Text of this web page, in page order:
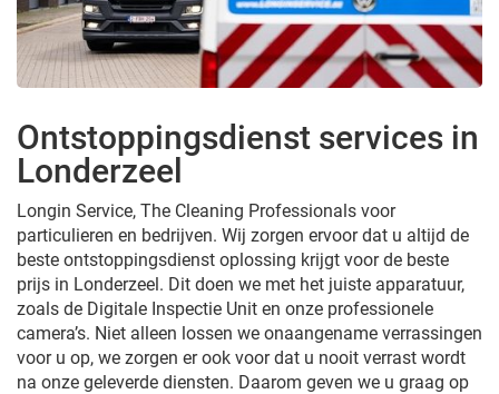
Ontstoppingsdienst services in
Londerzeel
Longin Service, The Cleaning Professionals voor
particulieren en bedrijven. Wij zorgen ervoor dat u altijd de
beste ontstoppingsdienst oplossing krijgt voor de beste
prijs in Londerzeel. Dit doen we met het juiste apparatuur,
zoals de Digitale Inspectie Unit en onze professionele
camera’s. Niet alleen lossen we onaangename verrassingen
voor u op, we zorgen er ook voor dat u nooit verrast wordt
na onze geleverde diensten. Daarom geven we u graag op